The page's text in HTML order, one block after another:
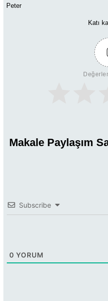
Peter
Katı
Makale Paylaşım
Subscribe
0 YORUM